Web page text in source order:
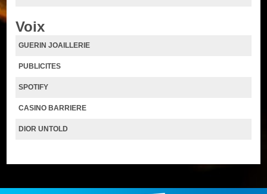
Voix
GUERIN JOAILLERIE
PUBLICITES
SPOTIFY
CASINO BARRIERE
DIOR UNTOLD